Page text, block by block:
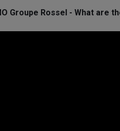
Groupe Rossel - What are